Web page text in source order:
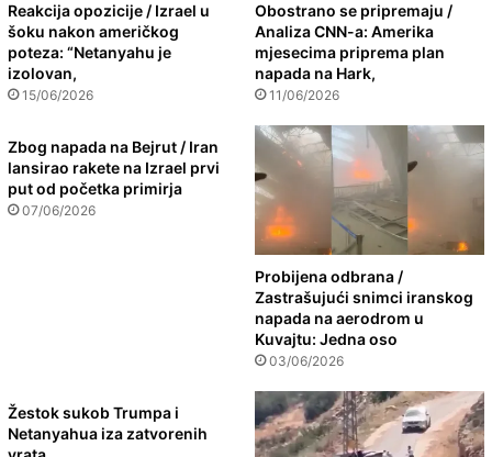
Reakcija opozicije / Izrael u
šoku nakon američkog
poteza: “Netanyahu je
izolovan,
15/06/2026
Obostrano se pripremaju /
Analiza CNN-a: Amerika
mjesecima priprema plan
napada na Hark,
11/06/2026
Zbog napada na Bejrut / Iran
lansirao rakete na Izrael prvi
put od početka primirja
07/06/2026
Probijena odbrana /
Zastrašujući snimci iranskog
napada na aerodrom u
Kuvajtu: Jedna oso
03/06/2026
Žestok sukob Trumpa i
Netanyahua iza zatvorenih